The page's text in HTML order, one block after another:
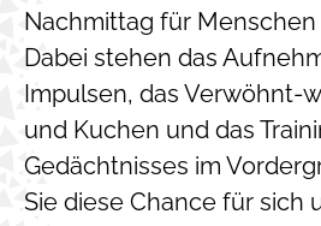
Nachmittag für Menschen
Dabei stehen das
Impulsen, das Verwöhnt-
und Kuchen und das
Gedächtnisses im
Sie diese Chance für sich